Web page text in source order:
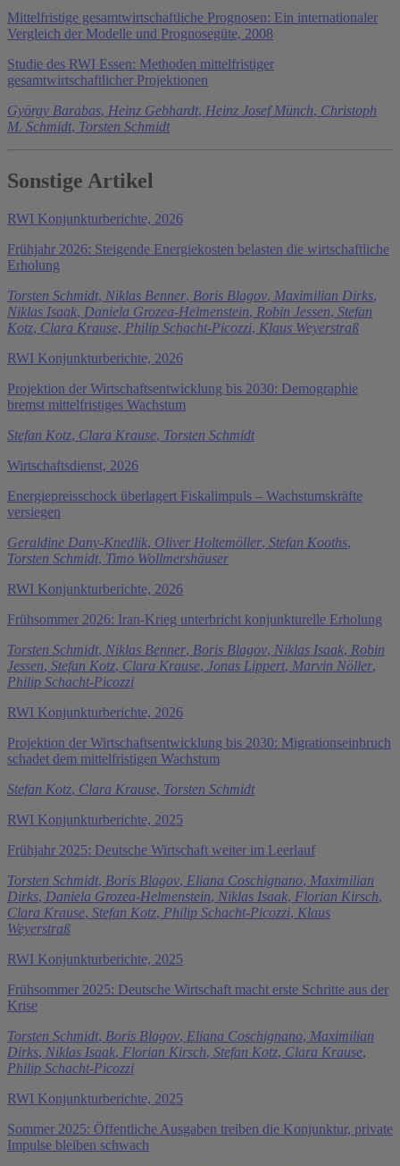
Mittelfristige gesamtwirtschaftliche Prognosen: Ein internationaler
Vergleich der Modelle und Prognosegüte, 2008
Studie des RWI Essen: Methoden mittelfristiger
gesamtwirtschaftlicher Projektionen
György Barabas, Heinz Gebhardt, Heinz Josef Münch, Christoph
M. Schmidt, Torsten Schmidt
Sonstige Artikel
RWI Konjunkturberichte, 2026
Frühjahr 2026: Steigende Energiekosten belasten die wirtschaftliche
Erholung
Torsten Schmidt, Niklas Benner, Boris Blagov, Maximilian Dirks,
Niklas Isaak, Daniela Grozea-Helmenstein, Robin Jessen, Stefan
Kotz, Clara Krause, Philip Schacht-Picozzi, Klaus Weyerstraß
RWI Konjunkturberichte, 2026
Projektion der Wirtschaftsentwicklung bis 2030: Demographie
bremst mittelfristiges Wachstum
Stefan Kotz, Clara Krause, Torsten Schmidt
Wirtschaftsdienst, 2026
Energiepreisschock überlagert Fiskalimpuls – Wachstumskräfte
versiegen
Geraldine Dany-Knedlik, Oliver Holtemöller, Stefan Kooths,
Torsten Schmidt, Timo Wollmershäuser
RWI Konjunkturberichte, 2026
Frühsommer 2026: Iran-Krieg unterbricht konjunkturelle Erholung
Torsten Schmidt, Niklas Benner, Boris Blagov, Niklas Isaak, Robin
Jessen, Stefan Kotz, Clara Krause, Jonas Lippert, Marvin Nöller,
Philip Schacht-Picozzi
RWI Konjunkturberichte, 2026
Projektion der Wirtschaftsentwicklung bis 2030: Migrationseinbruch
schadet dem mittelfristigen Wachstum
Stefan Kotz, Clara Krause, Torsten Schmidt
RWI Konjunkturberichte, 2025
Frühjahr 2025: Deutsche Wirtschaft weiter im Leerlauf
Torsten Schmidt, Boris Blagov, Eliana Coschignano, Maximilian
Dirks, Daniela Grozea-Helmenstein, Niklas Isaak, Florian Kirsch,
Clara Krause, Stefan Kotz, Philip Schacht-Picozzi, Klaus
Weyerstraß
RWI Konjunkturberichte, 2025
Frühsommer 2025: Deutsche Wirtschaft macht erste Schritte aus der
Krise
Torsten Schmidt, Boris Blagov, Eliana Coschignano, Maximilian
Dirks, Niklas Isaak, Florian Kirsch, Stefan Kotz, Clara Krause,
Philip Schacht-Picozzi
RWI Konjunkturberichte, 2025
Sommer 2025: Öffentliche Ausgaben treiben die Konjunktur, private
Impulse bleiben schwach